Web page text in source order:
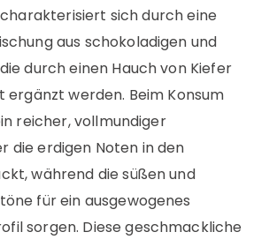
sich durch eine
aus schokoladigen und
durch einen Hauch von Kiefer
ergänzt werden. Beim Konsum
reicher, vollmundiger
die erdigen Noten in den
während die süßen und
für ein ausgewogenes
sorgen. Diese geschmackliche